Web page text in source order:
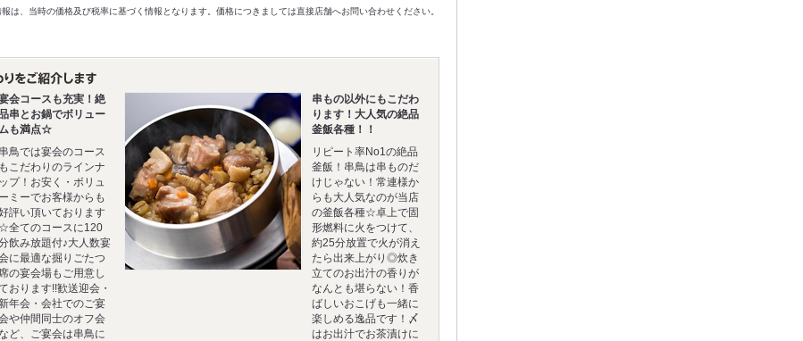
は、当時の価格及び税率に基づく情報となります。価格につきましては直接店舗へお問い合わせください。
会コースも充実！絶
串とお鍋でボリュー
ムも満点☆
串鳥では宴会のコース
もこだわりのラインナ
ップ！お安く・ボリュ
ーミーでお客様からも
評い頂いております
☆全てのコースに120
飲み放題付♪大人数宴
に最適な掘りごたつ
席の宴会場もご用意し
おります!!歓送迎会・
新年会・会社でのご宴
や仲間同士のオフ会
ど、ご宴会は串鳥に
串もの以外にもこだわ
ります！大人気の絶品
釜飯各種！！
リピート率No1の絶品
釜飯！串鳥は串ものだ
けじゃない！常連様か
らも大人気なのが当店
の釜飯各種☆卓上で固
形燃料に火をつけて、
約25分放置で火が消え
たら出来上がり◎炊き
立てのお出汁の香りが
なんとも堪らない！香
ばしいおこげも一緒に
楽しめる逸品です！〆
はお出汁でお茶漬けに